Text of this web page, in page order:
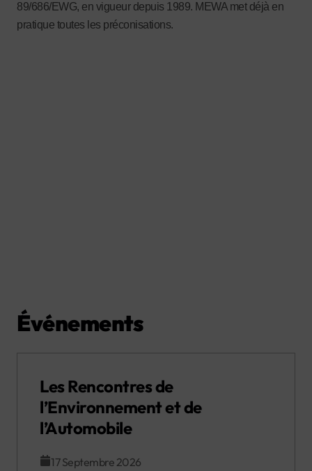
89/686/EWG, en vigueur depuis 1989. MEWA met déjà en
pratique toutes les préconisations.
Événements
Les Rencontres de
l’Environnement et de
l’Automobile
17 Septembre 2026